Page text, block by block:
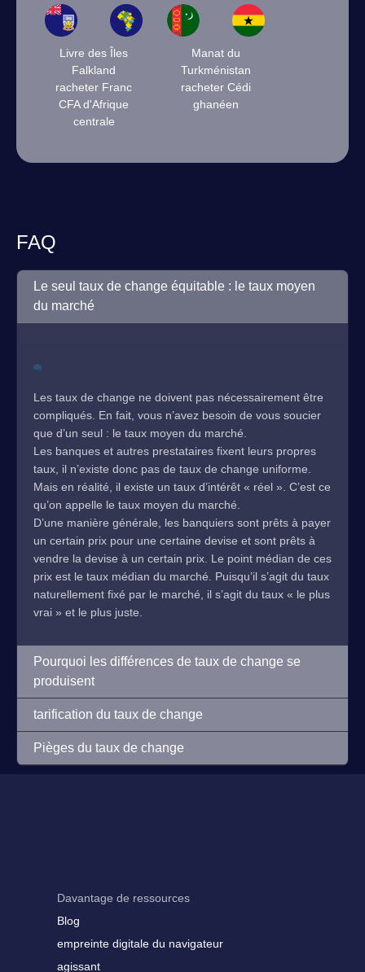
Livre des Îles
Falkland
racheter Franc
CFA d'Afrique
centrale
Manat du
Turkménistan
racheter Cédi
ghanéen
FAQ
Le seul taux de change équitable : le taux moyen
du marché
Les taux de change ne doivent pas nécessairement être
compliqués. En fait, vous n’avez besoin de vous soucier
que d’un seul : le taux moyen du marché.
Les banques et autres prestataires fixent leurs propres
taux, il n’existe donc pas de taux de change uniforme.
Mais en réalité, il existe un taux d’intérêt « réel ». C’est ce
qu’on appelle le taux moyen du marché.
D’une manière générale, les banquiers sont prêts à payer
un certain prix pour une certaine devise et sont prêts à
vendre la devise à un certain prix. Le point médian de ces
prix est le taux médian du marché. Puisqu’il s’agit du taux
naturellement fixé par le marché, il s’agit du taux « le plus
vrai » et le plus juste.
Pourquoi les différences de taux de change se
produisent
tarification du taux de change
Pièges du taux de change
Davantage de ressources
Blog
empreinte digitale du navigateur
agissant